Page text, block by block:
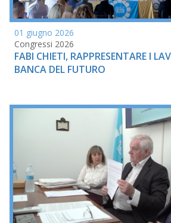
01 giugno 2026
Congressi 2026
FABI CHIETI, RAPPRESENTARE I
BANCA DEL FUTURO